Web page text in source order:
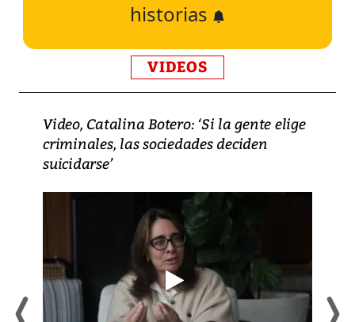
historias
VIDEOS
Video, Catalina Botero: ‘Si la gente elige
criminales, las sociedades deciden
suicidarse’